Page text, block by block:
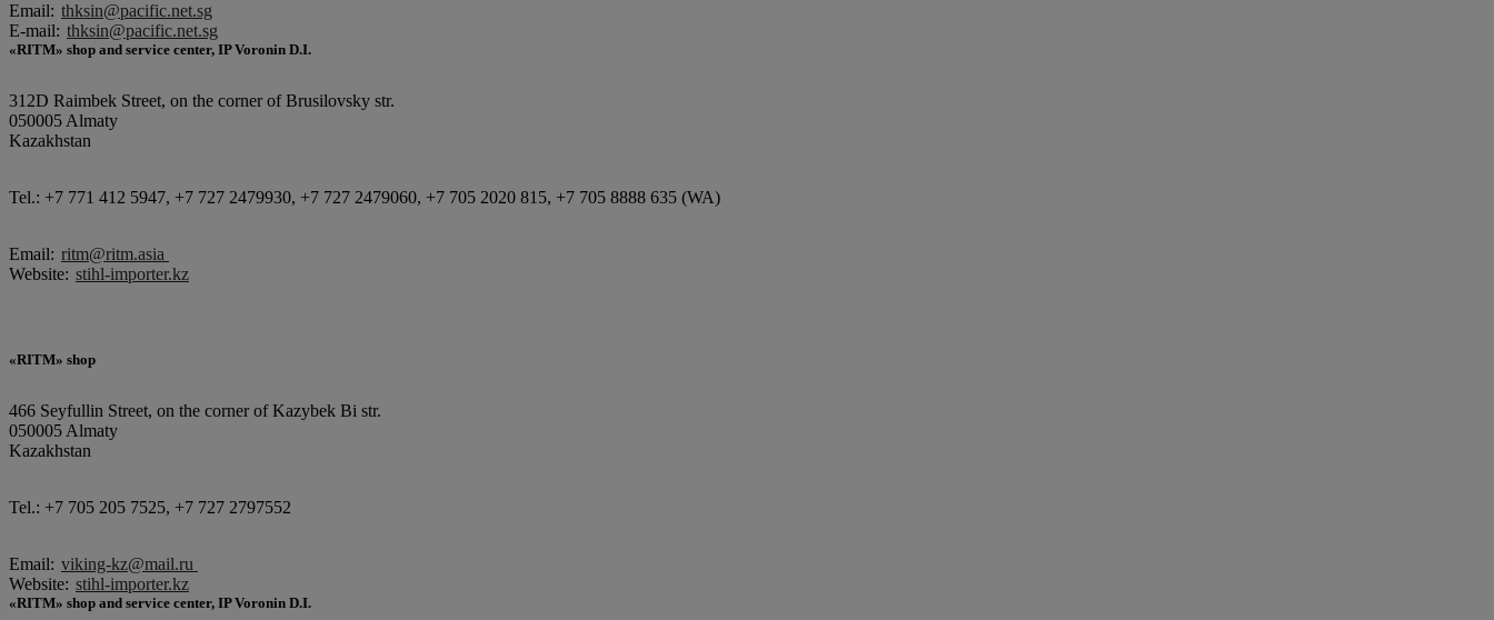
Email: thksin@pacific.net.sg
E-mail: thksin@pacific.net.sg
«RITM» shop and service center, IP Voronin D.I.
312D Raimbek Street, on the corner of Brusilovsky str.
050005 Almaty
Kazakhstan
Tel.: +7 771 412 5947, +7 727 2479930, +7 727 2479060, +7 705 2020 815, +7 705 8888 635 (WA)
Email: ritm@ritm.asia
Website: stihl-importer.kz
«RITM» shop
466 Seyfullin Street, on the corner of Kazybek Bi str.
050005 Almaty
Kazakhstan
Tel.: +7 705 205 7525, +7 727 2797552
Email: viking-kz@mail.ru
Website: stihl-importer.kz
«RITM» shop and service center, IP Voronin D.I.